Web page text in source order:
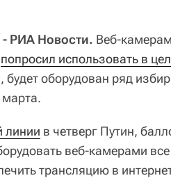
РИА Новости. Веб-
попросил использовать в
будет оборудован ряд
линии в четверг Путин,
веб-камерами
трансляцию в